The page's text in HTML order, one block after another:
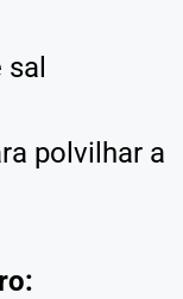
polvilhar a